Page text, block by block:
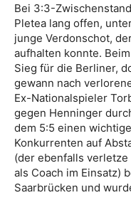
Bei 3:3-
Pletea lang offen,
junge Verdonschot,
aufhalten konnte.
Sieg für die Berliner,
gewann nach
Ex-Nationalspieler
gegen Henninger
dem 5:5 einen
Konkurrenten auf
(der ebenfalls verletze
als Coach im Einsatz)
Saarbrücken und